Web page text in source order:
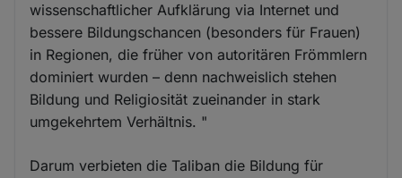
wissenschaftlicher Aufklärung via Internet und
bessere Bildungschancen (besonders für Frauen)
in Regionen, die früher von autoritären Frömmlern
dominiert wurden – denn nachweislich stehen
Bildung und Religiosität zueinander in stark
umgekehrtem Verhältnis. "
Darum verbieten die Taliban die Bildung für